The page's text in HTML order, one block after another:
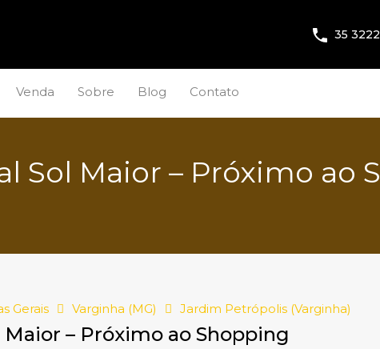
35
Venda Sobre Blog Contato
Sol Maior – Próximo ao
Gerais Varginha (MG) Jardim Petrópolis (Varginha)
Maior – Próximo ao Shopping